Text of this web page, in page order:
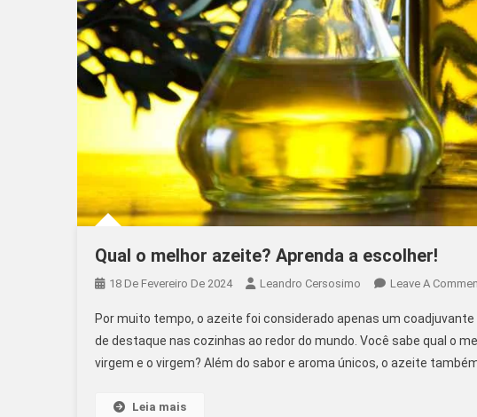
Qual o melhor azeite? Aprenda a escolher!
18 De Fevereiro De 2024 Leandro Cersosimo Leave A
Por muito tempo, o azeite foi considerado apenas um
de destaque nas cozinhas ao redor do mundo. Você sabe qual o
virgem e o virgem? Além do sabor e aroma únicos, o azeite
Leia mais